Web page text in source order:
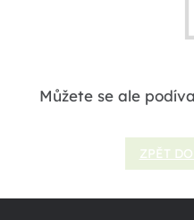
Můžete se ale
ZPĚT